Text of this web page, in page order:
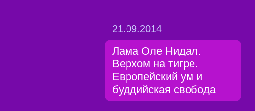
21.09.2014
Лама Оле Нидал.
Верхом на тигре.
Европейский ум и
буддийская свобода